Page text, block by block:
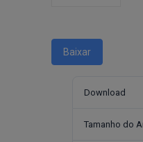
Baixar
Download
Tamanho do